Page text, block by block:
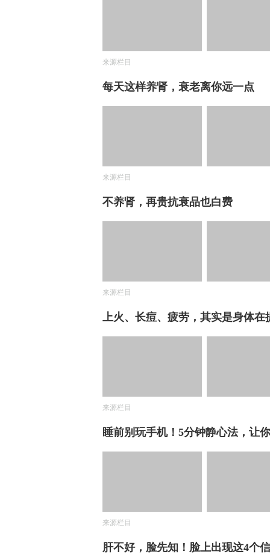
来源栏目
每天这样养肾，衰老离你远一点
来源栏目
不养肾，再贵抗衰品也白费
来源栏目
上火、长痘、疲劳，其实是身体在
来源栏目
睡前别玩手机！5分钟静心法，让
来源栏目
肝不好，脸先知！脸上出现这4个